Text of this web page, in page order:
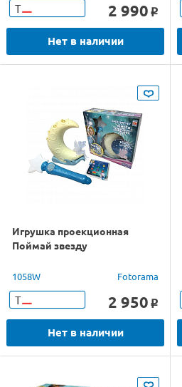
Т 2 990 o
Нет в наличии
Игрушка проекционная
Поймай звезду
1058W Fotorama
Т 2 950 o
Нет в наличии